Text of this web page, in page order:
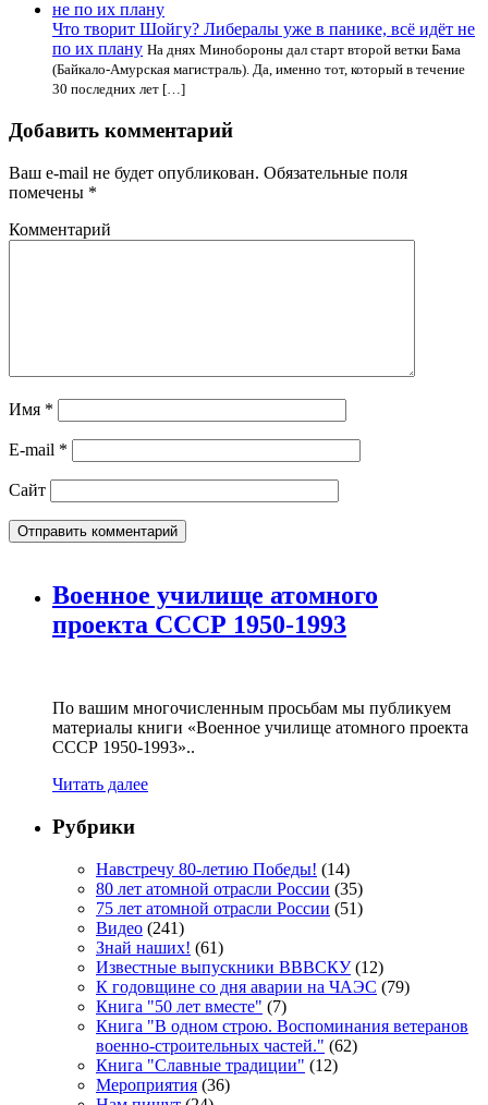
Что творит Шойгу? Либералы уже в панике, всё идёт не
по их плану На днях Минобороны дал старт второй ветки Бама
(Байкало-Амурская магистраль). Да, именно тот, который в течение
30 последних лет […]
Добавить комментарий
Ваш e-mail не будет опубликован. Обязательные поля
помечены *
Комментарий
Имя *
E-mail *
Сайт
Военное училище атомного
проекта СССР 1950-1993
По вашим многочисленным просьбам мы публикуем
материалы книги «Военное училище атомного проекта
СССР 1950-1993»..
Читать далее
Рубрики
Навстречу 80-летию Победы! (14)
80 лет атомной отрасли России (35)
75 лет атомной отрасли России (51)
Видео (241)
Знай наших! (61)
Известные выпускники ВВВСКУ(12)
К годовщине со дня аварии на ЧАЭС (79)
Книга "50 лет вместе" (7)
Книга "В одном строю. Воспоминания ветеранов
военно-строительных частей." (62)
Книга "Славные традиции" (12)
Мероприятия (36)